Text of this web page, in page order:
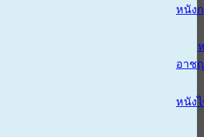
หนัง
อาช
หนัง